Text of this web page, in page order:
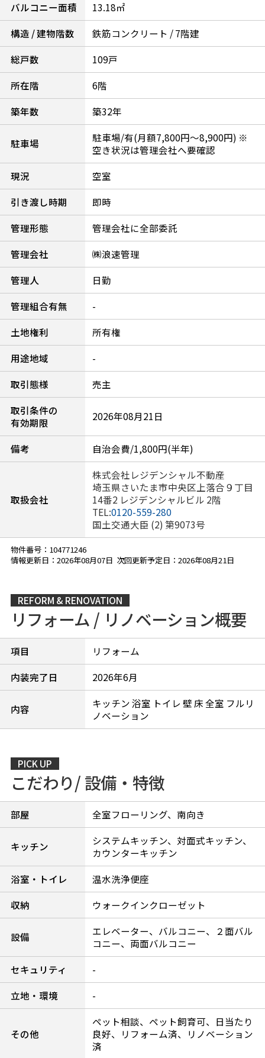
バルコニー面積
13.18㎡
構造 / 建物階数
鉄筋コンクリート / 7階建
総戸数
109戸
所在階
6階
築年数
築32年
駐車場
駐車場/有(月額7,800円～8,900円) ※
空き状況は管理会社へ要確認
現況
空室
引き渡し時期
即時
管理形態
管理会社に全部委託
管理会社
㈱浪速管理
管理人
日勤
管理組合有無
-
土地権利
所有権
用途地域
-
取引態様
売主
取引条件の
有効期限
2026年08月21日
備考 自治会費/1,800円(半年)
取扱会社
株式会社レジデンシャル不動産
埼玉県さいたま市中央区上落合９丁目
14番2 レジデンシャルビル 2階
TEL:0120-559-280
国土交通大臣 (2) 第9073号
物件番号：104771246
情報更新日：2026年08月07日 次回更新予定日：2026年08月21日
REFORM & RENOVATION
リフォーム / リノベーション概要
項目
リフォーム
内装完了日
2026年6月
内容
キッチン 浴室 トイレ 壁 床 全室 フルリ
ノベーション
PICK UP
こだわり/ 設備・特徴
部屋 全室フローリング、南向き
キッチン
システムキッチン、対面式キッチン、
カウンターキッチン
浴室・トイレ
温水洗浄便座
収納
ウォークインクローゼット
設備
エレベーター、バルコニー、２面バル
コニー、両面バルコニー
セキュリティ
-
立地・環境
-
その他
ペット相談、ペット飼育可、日当たり
良好、リフォーム済、リノベーション
済